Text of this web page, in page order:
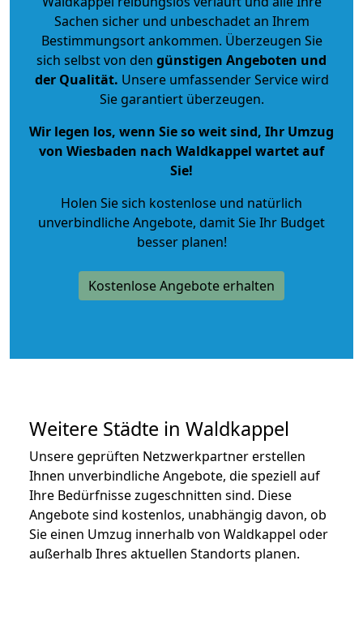
Sachen sicher und unbeschadet an Ihrem
Bestimmungsort ankommen. Überzeugen Sie
sich selbst von den günstigen Angeboten und
der Qualität. Unsere umfassender Service wird
Sie garantiert überzeugen.
Wir legen los, wenn Sie so weit sind, Ihr Umzug
von Wiesbaden nach Waldkappel wartet auf
Sie!
Holen Sie sich kostenlose und natürlich
unverbindliche Angebote, damit Sie Ihr Budget
besser planen!
Kostenlose Angebote erhalten
Weitere Städte in Waldkappel
Unsere geprüften Netzwerkpartner erstellen
Ihnen unverbindliche Angebote, die speziell auf
Ihre Bedürfnisse zugeschnitten sind. Diese
Angebote sind kostenlos, unabhängig davon, ob
Sie einen Umzug innerhalb von Waldkappel oder
außerhalb Ihres aktuellen Standorts planen.